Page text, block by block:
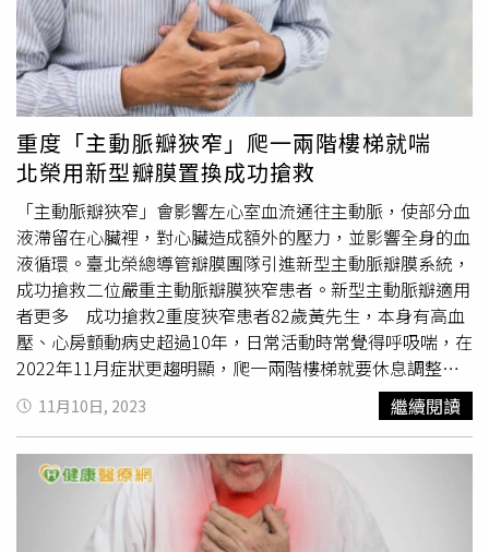
物瓣膜兩類，生物瓣膜指的是以牛心、豬心組織做出的人工
瓣膜，與人體組織較為接近。陳胤嘉醫師提到，人工瓣膜有
其壽命，目前金屬瓣膜年限約40-50年，但必須終身服用抗
凝血劑，避免形成血栓，若有組織向內生長影響瓣膜功能，
也仍有二次手術的風險；而生物瓣膜雖只需服用3-6個月的
抗凝血劑，但年限最多到15-20年左右，若病人還很年輕，
也會面臨二次手術問題。隨著科技進步，人工瓣膜也不斷進
步，生物瓣膜使用年限越來越長，新型的牛心瓣膜設計則加
入考慮二次手術的可能性，發展出利用球囊將原本框架撐
開，再放入適當大小的經導管型瓣膜。陳胤嘉醫師補充，瓣
膜的大小與病人體重相關，若體重較重者，小型的瓣膜恐無
法支撐其血流量。已知有瓣膜問題應追蹤 心臟衰竭建議手
術治療然而術式及瓣膜選擇多元，有些民眾難以立刻決斷。
「通常沒有急性危機，有足夠的時間可以討論跟思考，是否
可以用藥物多控制幾年再換。」陳胤嘉醫師提醒，微創或經
導管手術的確是趨勢，也有潛力發展到不止高風險，連中低
風險病人也可以適用，然因每位病人狀況不同，手術方式必
須與醫師討論，包含體力、經濟狀況等，選擇最符合自身條
件的方式。陳胤嘉醫師提醒，若知道自己有瓣膜問題，建議
追蹤治療，以掌握瓣膜狀況。陳醫師分享一位60歲左右的男
張效煌進一步解釋，一般經導管主動脈瓣膜置換手術，血管
直徑需大於等於5.5mm，而新型主動脈瓣膜系統，血管直徑
僅需大於等於5mm，可適用於更多周邊血管較窄的患者。
最後張效煌主任也提醒，嚴重的主動脈瓣膜狹窄恐會致命，
若發現家中長輩出現胸悶、昏厥等現象，應該儘速就醫檢
查，對於無法接受傳統開胸手術的病人，可以選擇傷口小、
低侵入性，且併發症發生率極低的「經導管主動脈瓣膜置換
手術」。
重度「主動脈瓣狹窄」爬一兩階樓梯就喘
北榮用新型瓣膜置換成功搶救
「主動脈瓣狹窄」會影響左心室血流通往主動脈，使部分血
液滯留在心臟裡，對心臟造成額外的壓力，並影響全身的血
液循環。臺北榮總導管瓣膜團隊引進新型主動脈瓣膜系統，
成功搶救二位嚴重主動脈瓣膜狹窄患者。新型主動脈瓣適用
者更多 成功搶救2重度狹窄患者82歲黃先生，本身有高血
壓、心房顫動病史超過10年，日常活動時常覺得呼吸喘，在
2022年11月症狀更趨明顯，爬一兩階樓梯就要休息調整呼
吸，由於症狀嚴重在同年12月就醫，診斷為中度至重度主動
脈瓣狹窄，但到2023年7月檢查發現已是重度主動脈瓣狹
窄，瓣膜開口面積（AVA）只剩 0.9 cm2。68歲胡女士，曾
接受腎移植，但移植腎再衰竭，而後又規則洗腎超過10年，
因心悸、體力變差容易喘等症狀持續約一年，在外院診斷有
心律不整，2023年轉至臺北榮總心臟血管外科張效煌主任
11月10日, 2023 繼續閱讀